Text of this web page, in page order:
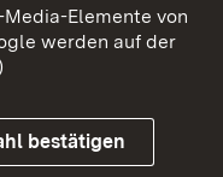
Elemente von
werden auf der
bestätigen